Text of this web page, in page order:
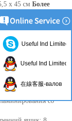
х 45 см Более
рюкзак /
рвота
карточкой
со
Useful Ind Limited
Useful Ind Limited
在線客服-валов